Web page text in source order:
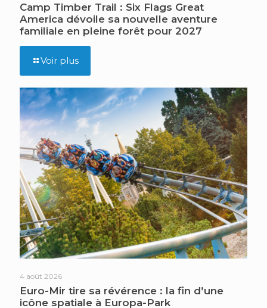
Camp Timber Trail : Six Flags Great
America dévoile sa nouvelle aventure
familiale en pleine forêt pour 2027
Voir plus
4 août 2026
Euro-Mir tire sa révérence : la fin d’une
icône spatiale à Europa-Park